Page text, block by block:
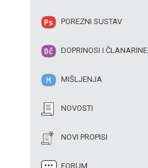
POREZNI SUSTAV
DOPRINOSI I ČLANARINE
MIŠLJENJA
NOVOSTI
NOVI PROPISI
FORUM